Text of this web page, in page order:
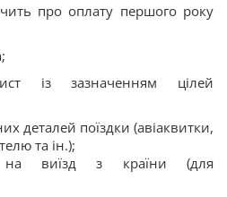
про оплату першого року
із зазначенням цілей
деталей поїздки (авіаквитки,
та ін.);
на виїзд з країни (для